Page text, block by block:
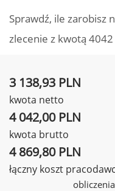
Sprawdź, ile zarobisz
zlecenie z kwotą 4042
3 138,93 PLN
kwota netto
4 042,00 PLN
kwota brutto
4 869,80 PLN
łączny koszt